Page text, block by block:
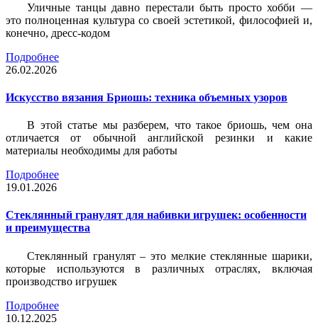
Уличные танцы давно перестали быть просто хобби —
это полноценная культура со своей эстетикой, философией и,
конечно, дресс-кодом
Подробнее
26.02.2026
Искусство вязания Бриошь: техника объемных узоров
В этой статье мы разберем, что такое бриошь, чем она
отличается от обычной английской резинки и какие
материалы необходимы для работы
Подробнее
19.01.2026
Стеклянный гранулят для набивки игрушек: особенности
и преимущества
Стеклянный гранулят – это мелкие стеклянные шарики,
которые используются в различных отраслях, включая
производство игрушек
Подробнее
10.12.2025